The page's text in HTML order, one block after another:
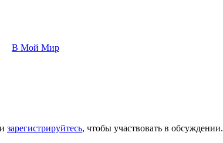
В Мой Мир
зарегистрируйтесь, чтобы участвовать в обсуждении.